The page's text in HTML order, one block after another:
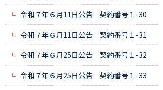
令和７年６月11日公告 契約番号１-30
令和７年６月11日公告 契約番号１-31
令和７年６月25日公告 契約番号１-32
令和７年６月25日公告 契約番号１-33